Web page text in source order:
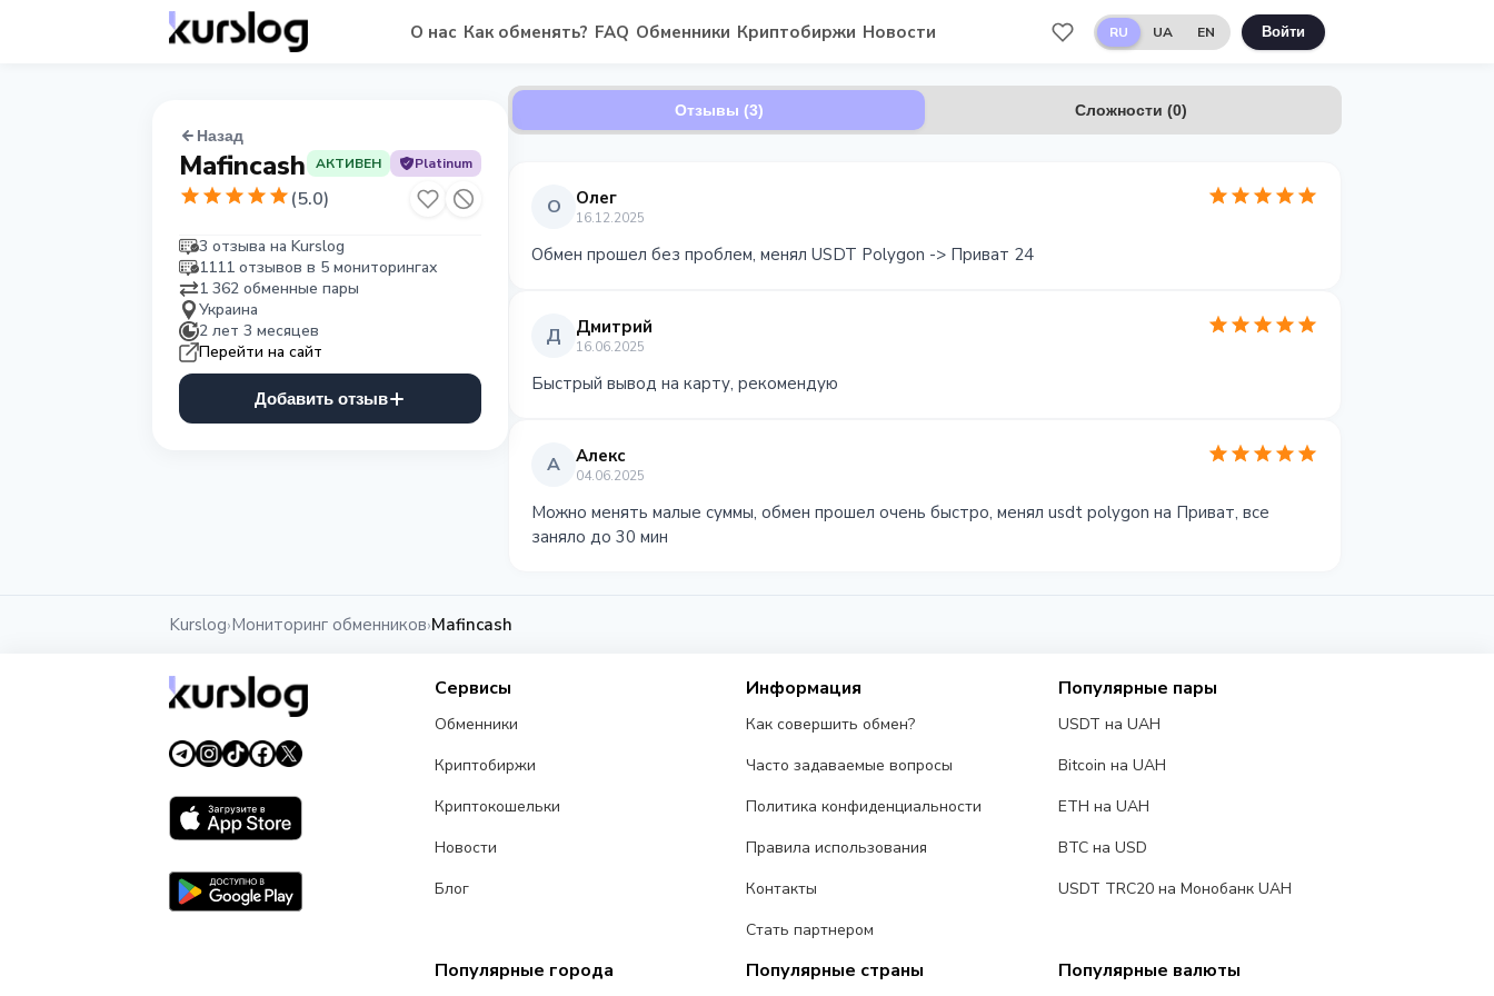
О нас Как обменять? FAQ Обменники Криптобиржи Новости RU UA EN Войти
Назад
Mafincash АКТИВЕН Platinum
(5.0)
3 отзыва на Kurslog
1111 отзывов в 5 мониторингах
1 362 обменные пары
Украина
2 лет 3 месяцев
Перейти на сайт
Добавить отзыв
Отзывы (3) Сложности (0)
О Олег
16.12.2025
Обмен прошел без проблем, менял USDT Polygon -> Приват 24
Д Дмитрий
16.06.2025
Быстрый вывод на карту, рекомендую
А Алекс
04.06.2025
Можно менять малые суммы, обмен прошел очень быстро, менял usdt polygon на Приват, все
заняло до 30 мин
Kurslog›Мониторинг обменников›Mafincash
Сервисы
Обменники
Криптобиржи
Криптокошельки
Новости
Блог
Информация
Как совершить обмен?
Часто задаваемые вопросы
Политика конфиденциальности
Правила использования
Контакты
Стать партнером
Популярные пары
USDT на UAH
Bitcoin на UAH
ETH на UAH
BTC на USD
USDT TRC20 на Монобанк UAH
Популярные города Популярные страны Популярные валюты